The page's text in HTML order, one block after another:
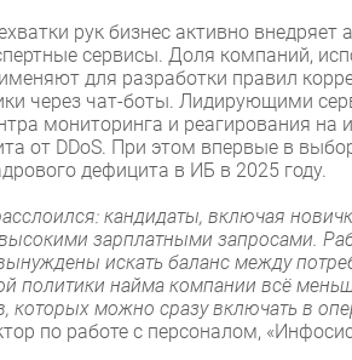
рук бизнес активно
сервисы. Доля компаний,
для разработки правил
через чат-боты. Лидирующими
мониторинга и реагирования
от DDoS. При этом впервые в
дефицита в ИБ в 2025 году.
кандидаты, включая
зарплатными запросами.
искать баланс между
политики найма компании всё
которых можно сразу включать в
по работе с персоналом,